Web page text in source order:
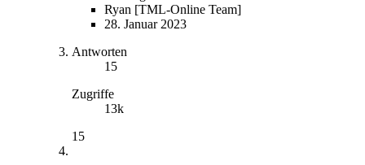
Ryan [TML-Online Team]
28. Januar 2023
Antworten
15
Zugriffe
13k
15